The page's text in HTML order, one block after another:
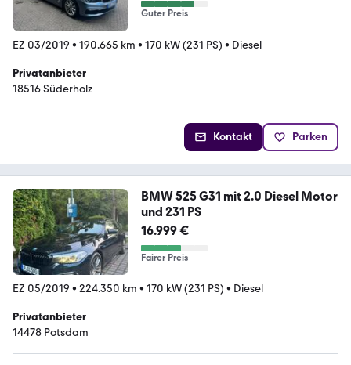
Guter Preis
EZ 03/2019 • 190.665 km • 170 kW (231 PS) • Diesel
Privatanbieter
18516 Süderholz
Kontakt Parken
BMW 525 G31 mit 2.0 Diesel Motor
und 231 PS
16.999 €
Fairer Preis
EZ 05/2019 • 224.350 km • 170 kW (231 PS) • Diesel
Privatanbieter
14478 Potsdam